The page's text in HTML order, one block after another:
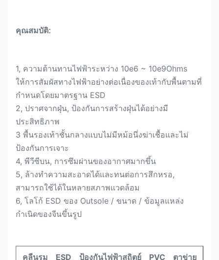
คุณสมบัติ:
1, ความต้านทานไฟฟ้าระหว่าง 10e6 ~ 10e9Ohms
ให้การสัมผัสทางไฟฟ้าอย่างต่อเนื่องของเท้ากับพื้นตามที่
กำหนดโดยมาตรฐาน ESD
2, ปราศจากฝุ่น, ป้องกันการสร้างฝุ่นได้อย่างมี
ประสิทธิภาพ
3 พื้นรองเท้าชั้นกลางแบบไม่มีหม้อนึ่งฆ่าเชื้อและไม่
ป้องกันการเจาะ
4, พีวีซีบน, การซึมผ่านของอากาศมากขึ้น
5, ล้างทำความสะอาดได้และทนต่อการสึกหรอ,
สามารถใช้ได้ในหลายสภาพแวดล้อม
6, โลโก้ ESD ของ Outsole / ขนาด / ข้อมูลแหล่ง
กำเนิดของจีนขึ้นรูป
คลีนรูม ESD ป้องกันไฟฟ้าสถิตย์ PVC ตาข่าย